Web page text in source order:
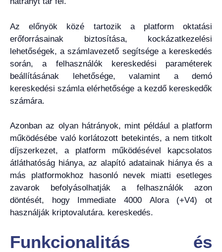
Az előnyök közé tartozik a platform oktatási
erőforrásainak biztosítása, kockázatkezelési
lehetőségek, a számlavezető segítsége a kereskedés
során, a felhasználók kereskedési paraméterek
beállításának lehetősége, valamint a demó
kereskedési számla elérhetősége a kezdő kereskedők
számára.
Azonban az olyan hátrányok, mint például a platform
működésébe való korlátozott betekintés, a nem titkolt
díjszerkezet, a platform működésével kapcsolatos
átláthatóság hiánya, az alapító adatainak hiánya és a
más platformokhoz hasonló nevek miatti esetleges
zavarok befolyásolhatják a felhasználók azon
döntését, hogy Immediate 4000 Alora (+V4) ot
használják kriptovalutára. kereskedés.
Funkcionalitás és